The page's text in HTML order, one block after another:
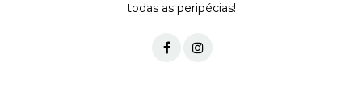
todas as peripécias!